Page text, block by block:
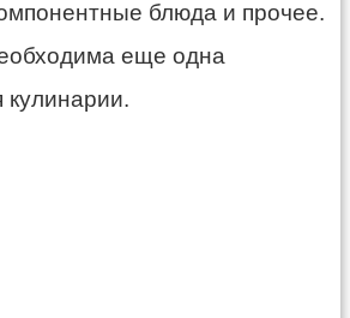
блюда и прочее.
еще одна
кулинарии.